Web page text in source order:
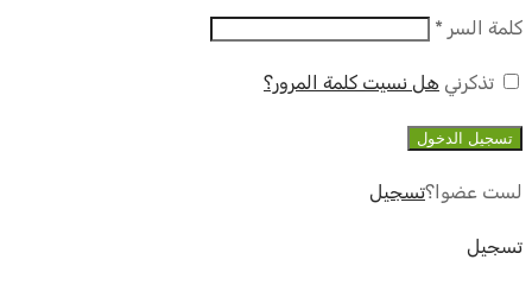
كلمة السر *
تذكرني هل نسيت كلمة المرور؟
تسجيل الدخول
لست عضوا؟تسجيل
تسجيل